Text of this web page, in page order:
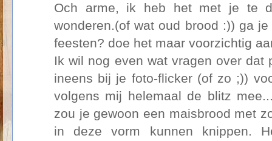
Och arme, ik heb het met je te
wonderen.(of wat oud brood :)) ga
feesten? doe het maar voorzichtig
Ik wil nog even wat vragen over dat
ineens bij je foto-flicker (of zo ;))
volgens mij helemaal de blitz
zou je gewoon een maisbrood met
in deze vorm kunnen knippen.